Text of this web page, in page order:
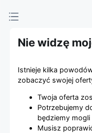
Nie widzę
Istnieje kilka
zobaczyć swojej
Twoja oferta
Potrzebujemy
będziemy
Musisz